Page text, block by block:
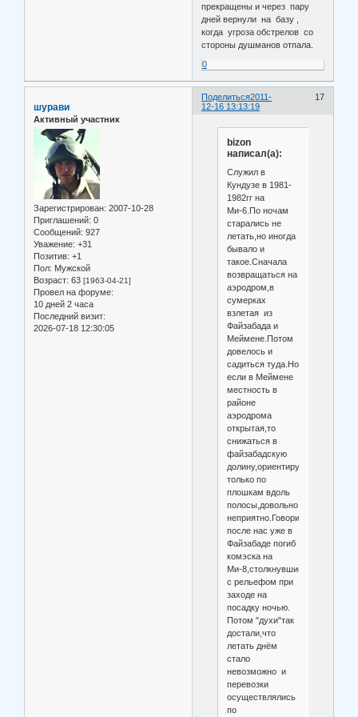
прекращены и через пару
дней вернули на базу ,
когда угроза обстрелов со
стороны душманов отпала.
0
Поделиться 17
2011-
12-16 13:13:19
шурави
Активный участник
Зарегистрирован: 2007-10-28
Приглашений: 0
Сообщений: 927
Уважение: +31
Позитив: +1
Пол: Мужской
Возраст: 63 [1963-04-21]
Провел на форуме:
10 дней 2 часа
Последний визит:
2026-07-18 12:30:05
bizon
написал(а):
Служил в
Кундузе в 1981-
1982гг на
Ми-6.По ночам
старались не
летать,но иногда
бывало и
такое.Сначала
возвращаться на
аэродром,в
сумерках
взлетая из
Файзабада и
Меймене.Потом
довелось и
садиться туда.Но
если в Меймене
местность в
районе
аэродрома
открытая,то
снижаться в
файзабадскую
долину,ориентируясь
только по
плошкам вдоль
полосы,довольно
неприятно.Говорили,что
после нас уже в
Файзабаде погиб
комэска на
Ми-8,столкнувшись
с рельефом при
заходе на
посадку ночью.
Потом "духи"так
достали,что
летать днём
стало
невозможно и
перевозки
осуществлялись
по